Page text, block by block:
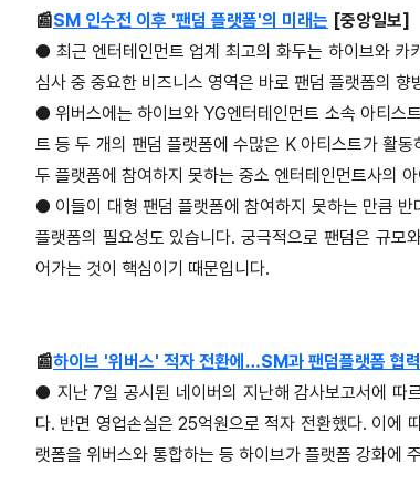
📰SM 인수전 이후 '팬덤 플랫폼'의 미래는 [중앙일보]
● 최근 엔터테인먼트 업계 최고의 화두는 하이브와
심사 중 중요한 비즈니스 영역은 바로 팬덤 플랫폼의 향
●위버스에는 하이브와 YG엔터테인먼트 소속 아티스
트 등 두 개의 팬덤 플랫폼에 수많은 K 아티스트가 활
두 플랫폼에 참여하지 못하는 중소 엔터테인먼트사의
● 이들이 대형 팬덤 플랫폼에 참여하지 못하는 만큼
플랫폼의 필요성도 있습니다. 궁극적으로 팬덤은 규모
어가는 것이 핵심이기 때문입니다.
📰하이브 '위버스' 적자 전환에…SM과 팬덤플랫폼 협
● 지난 7일 공시된 네이버의 지난해 감사보고서에
다. 반면 영업손실은 25억원으로 적자 전환했다. 이에
랫폼을 위버스와 통합하는 등 하이브가 플랫폼 강화에